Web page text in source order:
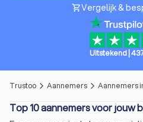
shopping_cartVergelijk &
Uitstekend|
Trustoo arrow_forward_ios Aannemers arrow_forward_ios Aannemers
Top 10 aannemers voor jouw